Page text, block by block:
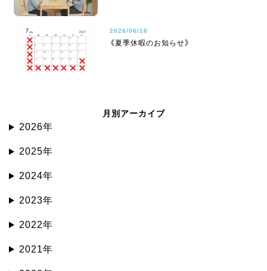
2026/06/16
《夏季休暇のお知らせ》
月別アーカイブ
2026年
2025年
2024年
2023年
2022年
2021年